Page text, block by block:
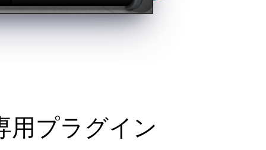
用プラグイン